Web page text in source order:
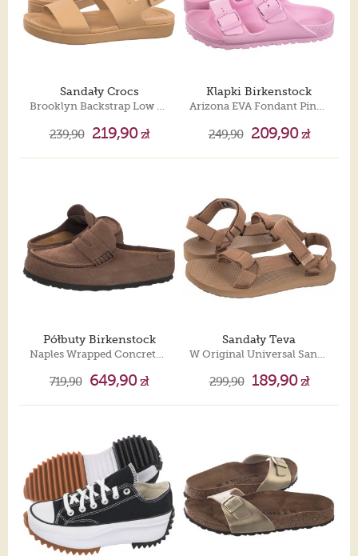
Sandały Crocs
Brooklyn Backstrap Low Low Cashew 212399-2NB
239,90 219,90zł
Klapki Birkenstock
Arizona EVA Fondant Pink 1027355
249,90 209,90zł
Półbuty Birkenstock
Naples Wrapped Concrete Gray 1029712
719,90 649,90zł
Sandały Teva
299,90 189,90zł